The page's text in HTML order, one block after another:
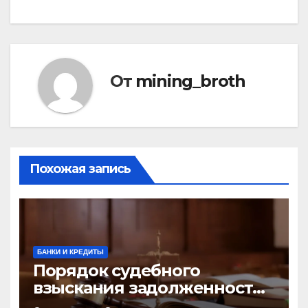
От mining_broth
Похожая запись
БАНКИ И КРЕДИТЫ
Порядок судебного
взыскания задолженности: